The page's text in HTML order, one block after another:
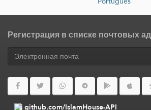
Регистрация в списке почтовых
github.com/IslamHouse-API